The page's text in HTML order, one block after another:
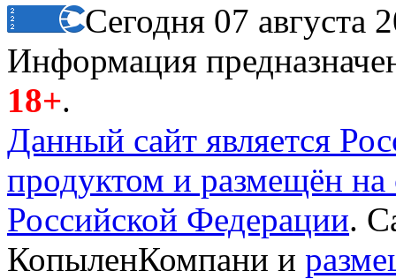
Сегодня 07 августа
Информация
18+.
Данный сайт является
продуктом и размещён
Российской Федерации.
КопыленКомпани и